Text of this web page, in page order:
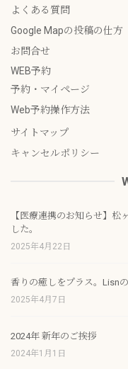
よくある質問
Google Mapの投稿の仕方
お問合せ
WEB予約
予約・マイページ
Web予約操作方法
サイトマップ
キャンセルポリシー
【医療連携のお知らせ】松
した。
2025年4月22日
香りの癒しをプラス。Lisn
2025年4月7日
2024年 新年のご挨拶
2024年1月1日